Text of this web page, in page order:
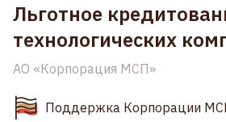
Льготное
технологических
АО «Корпорация МСП»
Поддержка Корпорации